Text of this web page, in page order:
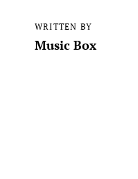
WRITTEN BY
Music Box